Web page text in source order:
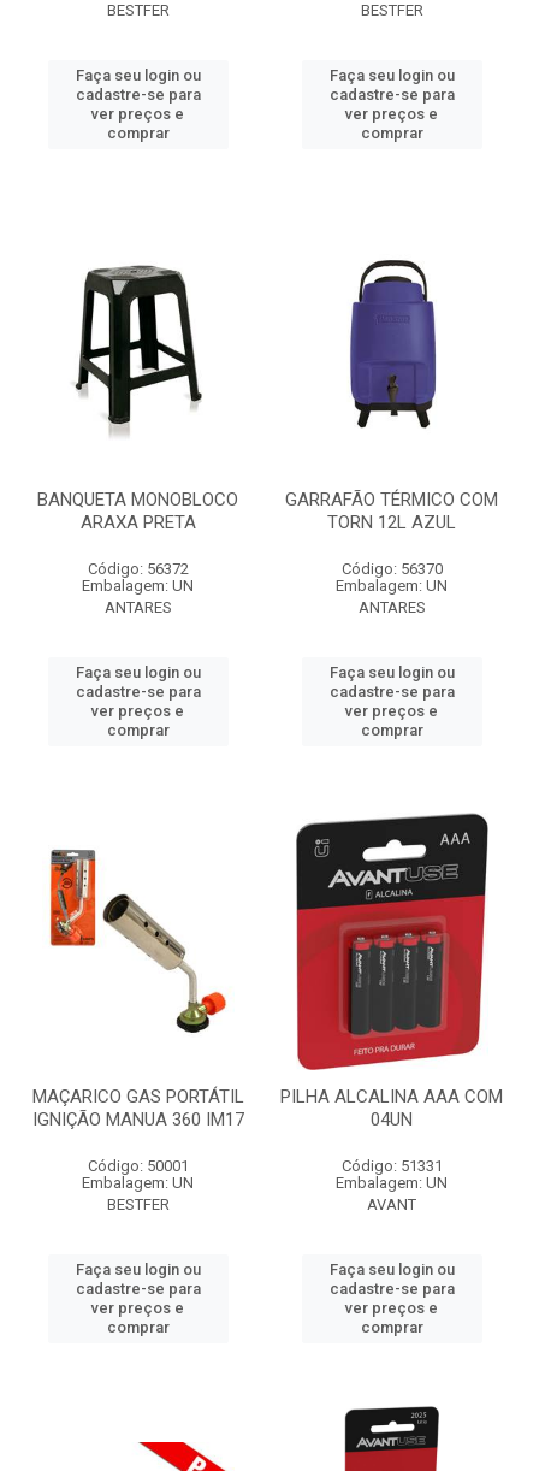
BESTFER
Faça seu login ou
cadastre-se para
ver preços e
comprar
BESTFER
Faça seu login ou
cadastre-se para
ver preços e
comprar
BANQUETA MONOBLOCO
ARAXA PRETA
Código: 56372
Embalagem: UN
ANTARES
Faça seu login ou
cadastre-se para
ver preços e
comprar
GARRAFÃO TÉRMICO COM
TORN 12L AZUL
Código: 56370
Embalagem: UN
ANTARES
Faça seu login ou
cadastre-se para
ver preços e
comprar
MAÇARICO GAS PORTÁTIL
IGNIÇÃO MANUA 360 IM17
Código: 50001
Embalagem: UN
BESTFER
Faça seu login ou
cadastre-se para
ver preços e
comprar
PILHA ALCALINA AAA COM
04UN
Código: 51331
Embalagem: UN
AVANT
Faça seu login ou
cadastre-se para
ver preços e
comprar